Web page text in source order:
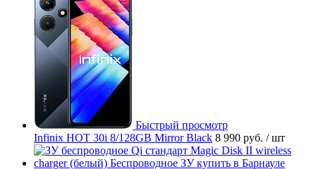
Быстрый просмотр
Infinix HOT 30i 8/128GB Mirror Black 8 990 руб. / шт